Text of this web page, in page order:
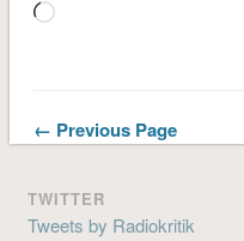
Wird
← Previous Page
TWITTER
Tweets by Radiokritik